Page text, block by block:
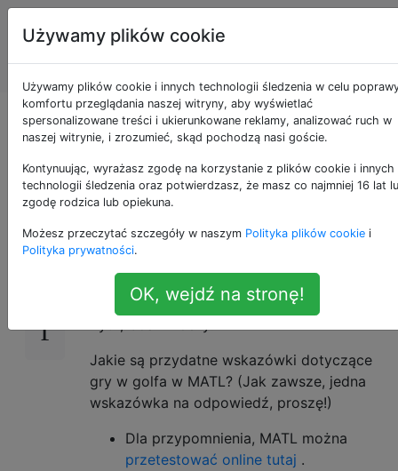
Programowanie
puzzli i Code
Golf
Wskazówki do gry w
golfa w MATL
20 MATL to język golfa stworzony przezLuisa
Mendo
konkurencyjny, często
zgłoszenia
w innych językach golfowych, takich jak
Jakie są przydatne wskazówki dotyczące
gry w golfa w MATL? (Jak zawsze, jedna
wskazówka na odpowiedź, proszę!)
Dla przypomnienia, MATL można
przetestować online tutaj .
Używamy plików cookie
Używamy plików cookie i innych technologii śledzenia w celu
komfortu przeglądania naszej witryny, aby wyświetlać
spersonalizowane treści i ukierunkowane reklamy, analizować ruch w
naszej witrynie, i zrozumieć, skąd pochodzą nasi goście.
Kontynuując, wyrażasz zgodę na korzystanie z plików cookie i innych
technologii śledzenia oraz potwierdzasz, że masz co najmniej 16 lat
zgodę rodzica lub opiekuna.
Możesz przeczytać szczegóły w naszym Polityka plików cookie i
Polityka prywatności.
OK, wejdź na stronę!